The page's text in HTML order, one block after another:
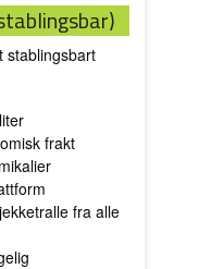
stablingsbart
frakt
fra alle